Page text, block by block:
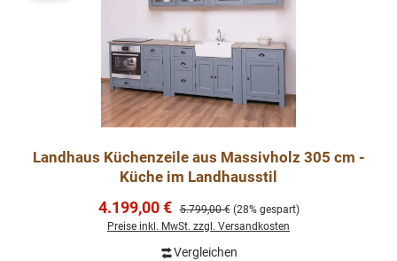
Landhaus Küchenzeile aus Massivholz 305 cm -
Küche im Landhausstil
Verkaufspreis:
4.199,00 € Regulärer Preis:
5.799,00 € (28% gespart)
Preise inkl. MwSt. zzgl. Versandkosten
Vergleichen